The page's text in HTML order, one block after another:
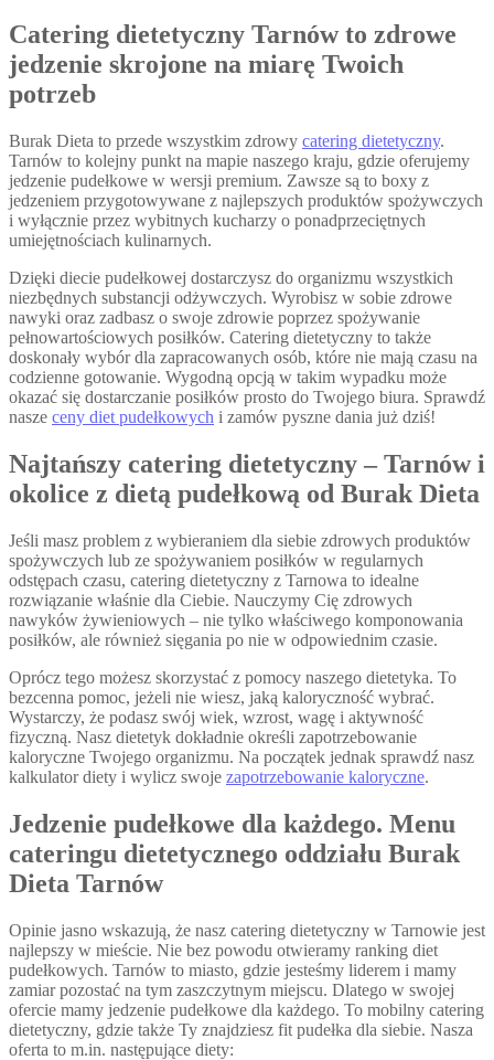
Catering dietetyczny Tarnów to zdrowe
jedzenie skrojone na miarę Twoich
potrzeb
Burak Dieta to przede wszystkim zdrowy catering dietetyczny.
Tarnów to kolejny punkt na mapie naszego kraju, gdzie oferujemy
jedzenie pudełkowe w wersji premium. Zawsze są to boxy z
jedzeniem przygotowywane z najlepszych produktów spożywczych
i wyłącznie przez wybitnych kucharzy o ponadprzeciętnych
umiejętnościach kulinarnych.
Dzięki diecie pudełkowej dostarczysz do organizmu wszystkich
niezbędnych substancji odżywczych. Wyrobisz w sobie zdrowe
nawyki oraz zadbasz o swoje zdrowie poprzez spożywanie
pełnowartościowych posiłków. Catering dietetyczny to także
doskonały wybór dla zapracowanych osób, które nie mają czasu na
codzienne gotowanie. Wygodną opcją w takim wypadku może
okazać się dostarczanie posiłków prosto do Twojego biura. Sprawdź
nasze ceny diet pudełkowych i zamów pyszne dania już dziś!
Najtańszy catering dietetyczny – Tarnów i
okolice z dietą pudełkową od Burak Dieta
Jeśli masz problem z wybieraniem dla siebie zdrowych produktów
spożywczych lub ze spożywaniem posiłków w regularnych
odstępach czasu, catering dietetyczny z Tarnowa to idealne
rozwiązanie właśnie dla Ciebie. Nauczymy Cię zdrowych
nawyków żywieniowych – nie tylko właściwego komponowania
posiłków, ale również sięgania po nie w odpowiednim czasie.
Oprócz tego możesz skorzystać z pomocy naszego dietetyka. To
bezcenna pomoc, jeżeli nie wiesz, jaką kaloryczność wybrać.
Wystarczy, że podasz swój wiek, wzrost, wagę i aktywność
fizyczną. Nasz dietetyk dokładnie określi zapotrzebowanie
kaloryczne Twojego organizmu. Na początek jednak sprawdź nasz
kalkulator diety i wylicz swoje zapotrzebowanie kaloryczne.
Jedzenie pudełkowe dla każdego. Menu
cateringu dietetycznego oddziału Burak
Dieta Tarnów
Opinie jasno wskazują, że nasz catering dietetyczny w Tarnowie jest
najlepszy w mieście. Nie bez powodu otwieramy ranking diet
pudełkowych. Tarnów to miasto, gdzie jesteśmy liderem i mamy
zamiar pozostać na tym zaszczytnym miejscu. Dlatego w swojej
ofercie mamy jedzenie pudełkowe dla każdego. To mobilny catering
dietetyczny, gdzie także Ty znajdziesz fit pudełka dla siebie. Nasza
oferta to m.in. następujące diety: